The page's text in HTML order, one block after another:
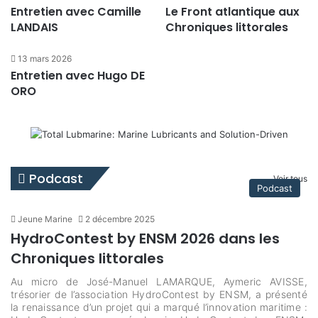
Entretien avec Camille
LANDAIS
Le Front atlantique aux
Chroniques littorales
13 mars 2026
Entretien avec Hugo DE
ORO
Podcast Voir tous
Podcast
Jeune Marine 2 décembre 2025
HydroContest by ENSM 2026 dans les
Chroniques littorales
Au micro de José-Manuel LAMARQUE, Aymeric AVISSE,
trésorier de l’association HydroContest by ENSM, a présenté
la renaissance d’un projet qui a marqué l’innovation maritime :